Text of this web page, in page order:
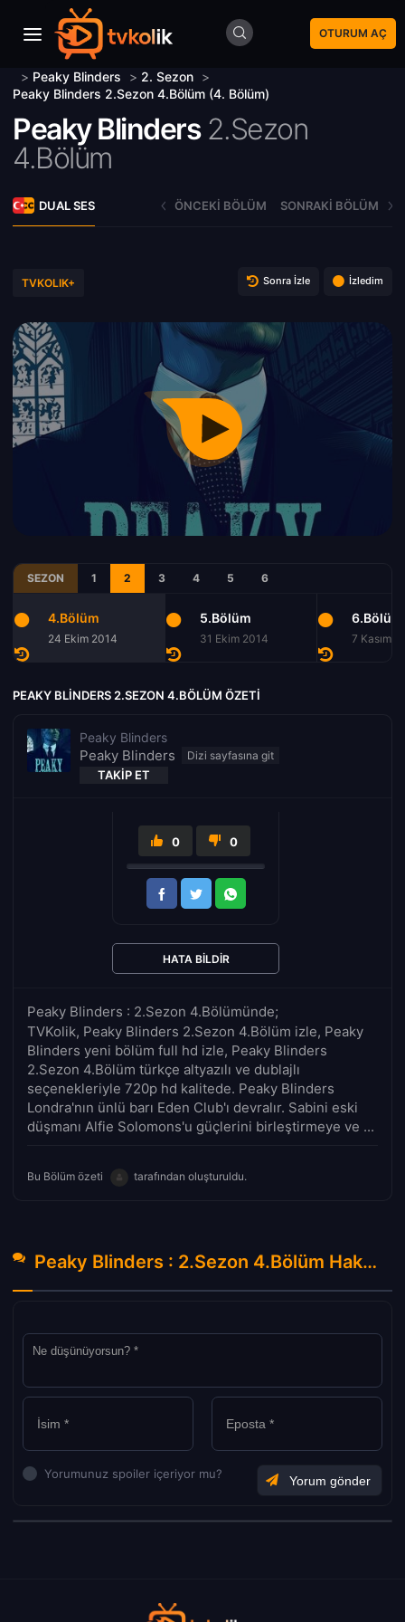
OTURUM AÇ
> Peaky Blinders > 2. Sezon >
Peaky Blinders 2.Sezon 4.Bölüm (4. Bölüm)
Peaky Blinders 2.Sezon
4.Bölüm
DUAL SES ÖNCEKI BÖLÜM SONRAKI BÖLÜM
TVKOLIK+ Sonra İzle İzledim
SEZON 1 2 3 4 5 6
4.Bölüm
24 Ekim 2014
5.Bölüm
31 Ekim 2014
6.Bölüm
7 Kasım
PEAKY BLINDERS 2.SEZON 4.BÖLÜM ÖZETI
Peaky Blinders
Peaky Blinders
TAKIP ET
Peaky Blinders : 2.Sezon 4.Bölümünde;
TVKolik, Peaky Blinders 2.Sezon 4.Bölüm izle, Peaky
Blinders yeni bölüm full hd izle, Peaky Blinders
2.Sezon 4.Bölüm türkçe altyazılı ve dublajlı
seçenekleriyle 720p hd kalitede. Peaky Blinders
Londra'nın ünlü barı Eden Club'ı devralır. Sabini eski
düşmanı Alfie Solomons'u güçlerini birleştirmeye ve ...
Bu Bölüm özeti tarafından oluşturuldu.
0 0
HATA BILDIR
Peaky Blinders : 2.Sezon 4.Bölüm Hakkında Yorumlar
Yorumunuz spoiler içeriyor mu?